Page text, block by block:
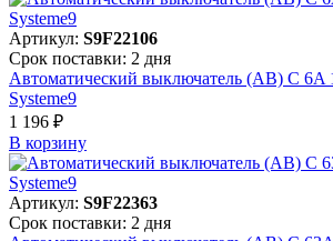
Артикул: S9F22106
Срок поставки: 2 дня
Автоматический выключатель (АВ) C 6A
Systeme9
1 196 ₽
В корзинy
Артикул: S9F22363
Срок поставки: 2 дня